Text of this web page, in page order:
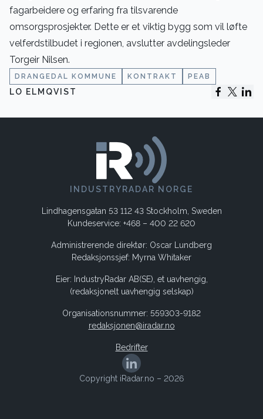
fagarbeidere og erfaring fra tilsvarende
omsorgsprosjekter. Dette er et viktig bygg som vil løfte
velferdstilbudet i regionen, avslutter avdelingsleder
Torgeir Nilsen.
DRANGEDAL KOMMUNE KONTRAKT PEAB
LO ELMQVIST
INDUSTRYRADAR NORGE
Lindhagensgatan 53 112 43 Stockholm, Sweden
Kundeservice: +468 – 400 22 620
Administrerende direktør: Oscar Lundberg
Redaksjonssjef: Myrna Whitaker
Eier: IndustryRadar AB(SE), et uavhengig,
(redaksjonelt uavhengig selskap)
Organisationsnummer: 559303-9182
redaksjonen@iradar.no
Bedrifter
Copyright iRadar.no – 2026